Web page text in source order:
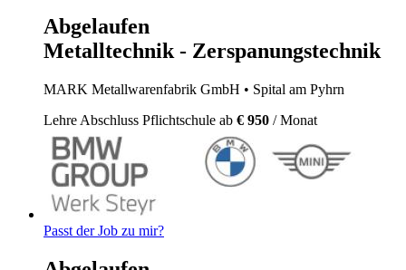
Abgelaufen
Metalltechnik - Zerspanungstechnik
MARK Metallwarenfabrik GmbH • Spital am Pyhrn
Lehre Abschluss Pflichtschule ab € 950 / Monat
Passt der Job zu mir?